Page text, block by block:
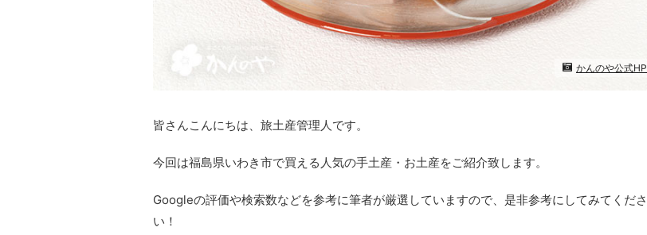
かんのや公式HP
皆さんこんにちは、旅土産管理人です。
今回は福島県いわき市で買える人気の手土産・お土産をご紹介致します。
Googleの評価や検索数などを参考に筆者が厳選していますので、是非参考にしてみてくださ
い！